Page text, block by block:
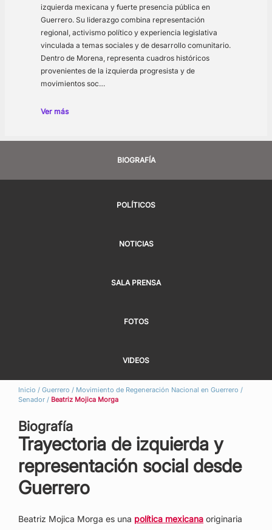
izquierda mexicana y fuerte presencia pública en
Guerrero. Su liderazgo combina representación
regional, activismo político y experiencia legislativa
vinculada a temas sociales y de desarrollo comunitario.
Dentro de Morena, representa cuadros históricos
provenientes de la izquierda progresista y de
movimientos soc…
Ver más
BIOGRAFÍA
POLÍTICOS
NOTICIAS
SALA PRENSA
FOTOS
VIDEOS
Inicio / Guerrero / Movimiento de Regeneración Nacional en Guerrero /
Senador / Beatriz Mojica Morga
Biografía
Trayectoria de izquierda y
representación social desde
Guerrero
Beatriz Mojica Morga es una política mexicana originaria